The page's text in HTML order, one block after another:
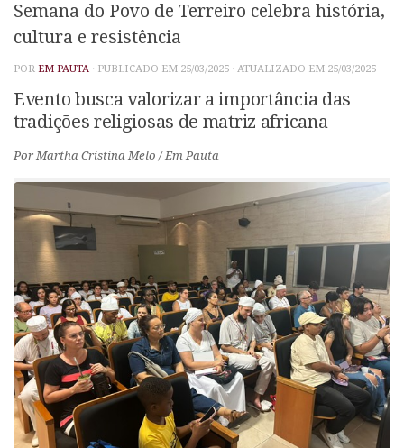
Semana do Povo de Terreiro celebra história,
cultura e resistência
POR EM PAUTA · PUBLICADO EM 25/03/2025 · ATUALIZADO EM 25/03/2025
Evento busca valorizar a importância das
tradições religiosas de matriz africana
Por Martha Cristina Melo / Em Pauta